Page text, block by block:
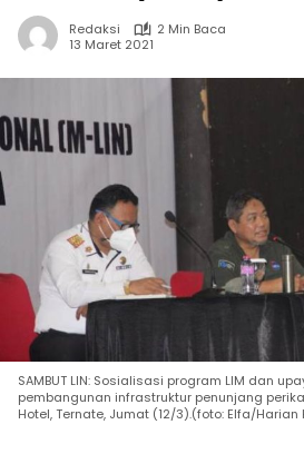
Redaksi
2 Min Baca
13 Maret 2021
SAMBUT LIN: Sosialisasi program LIM dan
pembangunan infrastruktur penunjang
Hotel, Ternate, Jumat (12/3).(foto: Elfa/